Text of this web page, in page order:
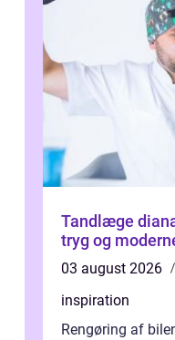
Tandlæge dianalund sådan
tryg og
03 august 2026
inspiration
Rengøring af